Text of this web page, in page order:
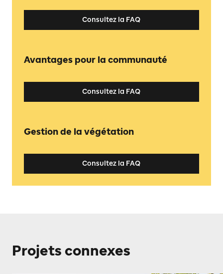
Consultez la FAQ
Avantages pour la communauté
Consultez la FAQ
Gestion de la végétation
Consultez la FAQ
Projets connexes